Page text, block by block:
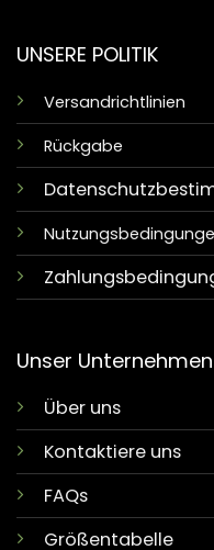
UNSERE POLITIK
Versandrichtlinien
Rückgabe
Unser Unternehmen
Über uns
Kontaktiere uns
FAQs
Größentabelle